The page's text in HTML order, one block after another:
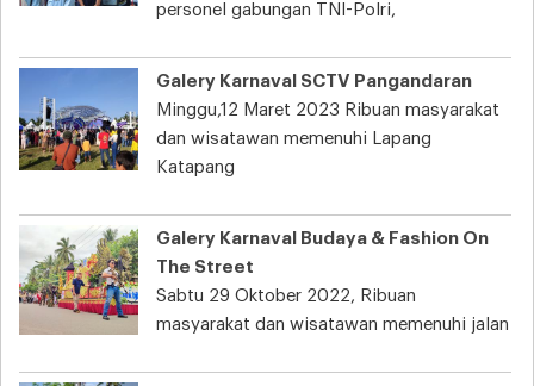
personel gabungan TNI-Polri,
Galery Karnaval SCTV Pangandaran
Minggu,12 Maret 2023 Ribuan masyarakat
dan wisatawan memenuhi Lapang
Katapang
Galery Karnaval Budaya & Fashion On
The Street
Sabtu 29 Oktober 2022, Ribuan
masyarakat dan wisatawan memenuhi jalan